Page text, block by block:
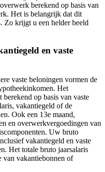
berekend op basis van
Het is belangrijk dat dit
Zo krijgt u een helder beeld
en vaste
vaste beloningen vormen de
Het
op basis van vaste
vakantiegeld of de
Ook een 13e maand,
en overwerkvergoedingen van
Uw bruto
vakantiegeld en vaste
Het totale bruto jaarsalaris
van vakantiebonnen of